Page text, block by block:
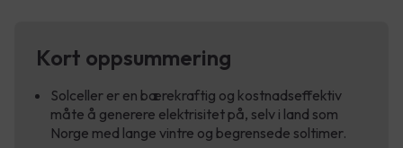
Kort oppsummering
Solceller er en bærekraftig og kostnadseffektiv
måte å generere elektrisitet på, selv i land som
Norge med lange vintre og begrensede soltimer.